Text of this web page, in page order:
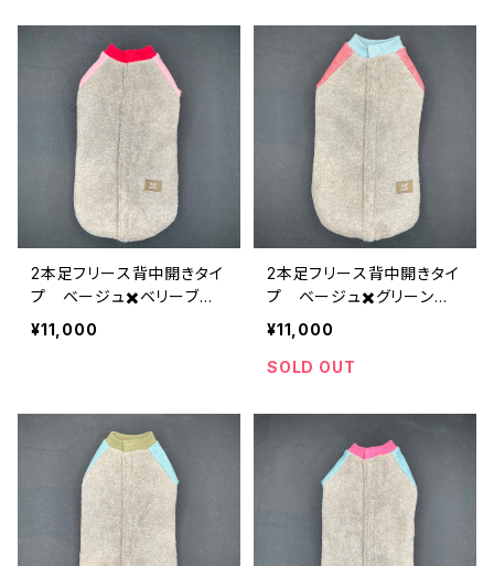
2本足フリース背中開きタイ
プ ベージュ✖️ベリーブル
ー杢✖️ピンク杢✖️赤 T2-X
L-008
¥11,000
2本足フリース背中開きタイ
プ ベージュ✖️グリーン杢
✖️赤杢✖️水色 T2-XL-00
¥11,000
SOLD OUT